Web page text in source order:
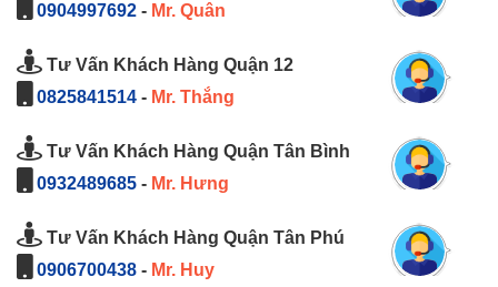
0904997692 - Mr. Quân
Tư Vấn Khách Hàng Quận 12
0825841514 - Mr. Thắng
Tư Vấn Khách Hàng Quận Tân Bình
0932489685 - Mr. Hưng
Tư Vấn Khách Hàng Quận Tân Phú
0906700438 - Mr. Huy